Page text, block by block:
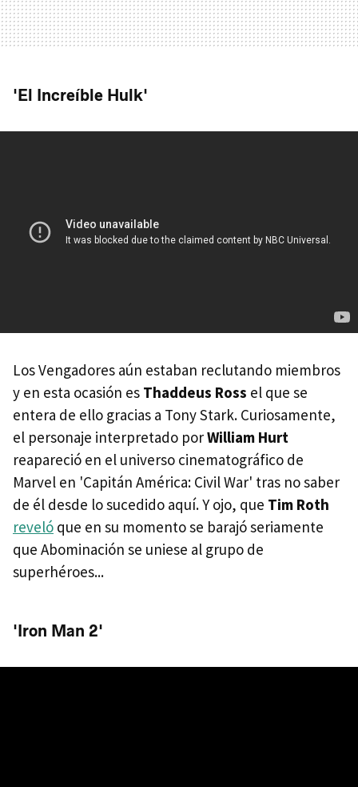
'El Increíble Hulk'
Los Vengadores aún estaban reclutando miembros
y en esta ocasión es Thaddeus Ross el que se
entera de ello gracias a Tony Stark. Curiosamente,
el personaje interpretado porWilliam Hurt
reapareció en el universo cinematográfico de
Marvel en 'Capitán América: Civil War' tras no saber
de él desde lo sucedido aquí. Y ojo, que Tim Roth
reveló que en su momento se barajó seriamente
que Abominación se uniese al grupo de
superhéroes...
'Iron Man 2'